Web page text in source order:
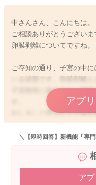
中さんさん、こんにちは。
ご相談ありがとうございま
卵膜剥離についてですね。
ご存知の通り、子宮の中
いる状態です。卵膜剥離
子宮頸管に指を入れ、卵
おしるしと呼ばれる分娩
離されたときの出血であ
です。
なってくれば、次第に子
かに、子宮口が全く開い
することができないので
アプ
＼【即時回答】新機能「専
ア